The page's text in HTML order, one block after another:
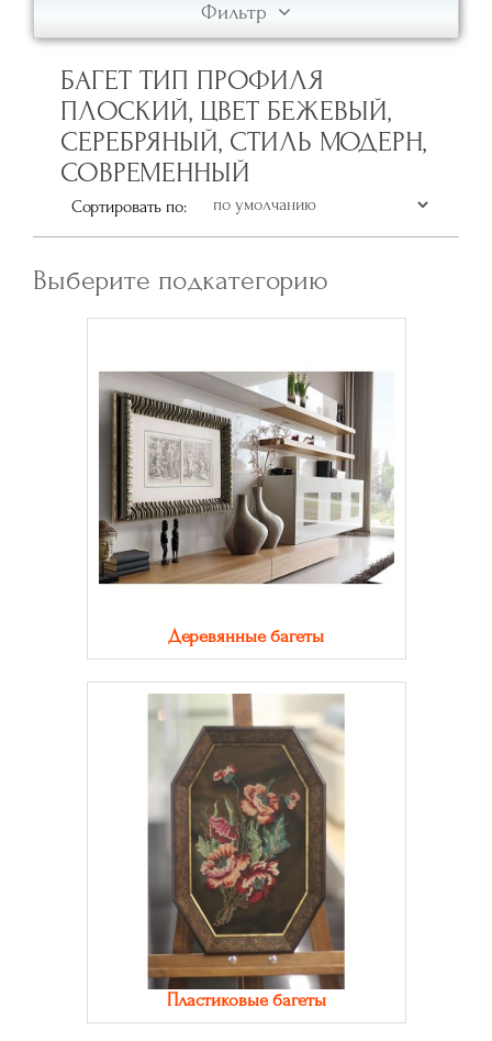
Фильтр
БАГЕТ ТИП ПРОФИЛЯ
ПЛОСКИЙ, ЦВЕТ БЕЖЕВЫЙ,
СЕРЕБРЯНЫЙ, СТИЛЬ МОДЕРН,
СОВРЕМЕННЫЙ
Сортировать по:
Выберите подкатегорию
Деревянные багеты
Пластиковые багеты